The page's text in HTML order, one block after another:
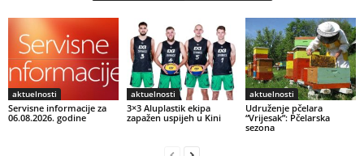
aktuelnosti
Servisne informacije za
06.08.2026. godine
aktuelnosti
3×3 Aluplastik ekipa
zapažen uspijeh u Kini
aktuelnosti
Udruženje pčelara
“Vrijesak”: Pčelarska
sezona